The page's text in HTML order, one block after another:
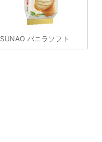
SUNAO バニラソフト